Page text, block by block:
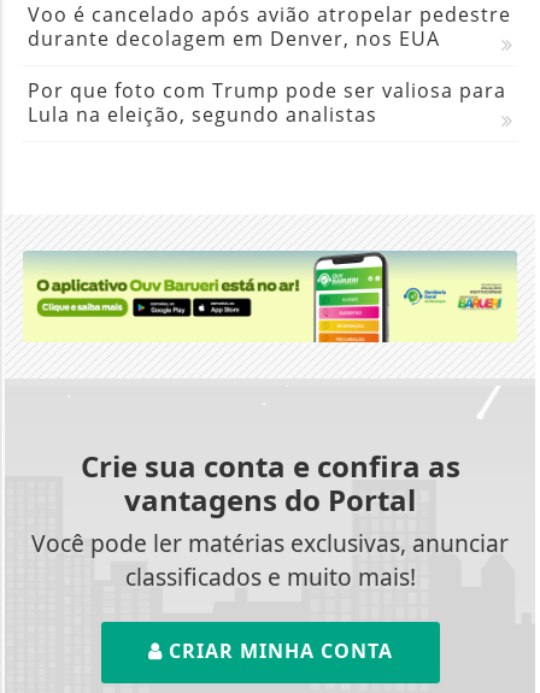
Voo é cancelado após avião atropelar pedestre
durante decolagem em Denver, nos EUA
Por que foto com Trump pode ser valiosa para
Lula na eleição, segundo analistas
Crie sua conta e confira as
vantagens do Portal
Você pode ler matérias exclusivas, anunciar
classificados e muito mais!
CRIAR MINHA CONTA